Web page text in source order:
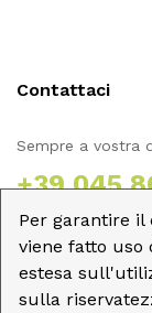
Per garantire
viene fatto uso
estesa
sulla
Contattaci
Sempre a vostra
+39 045
920
D.E.U.S. Scpa -
Baldo, 10 - 37062
Dossobuono